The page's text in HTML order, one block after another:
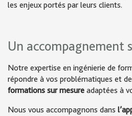
les enjeux portés par leurs clients.
Un accompagnement
Notre expertise en ingénierie de
répondre à vos problématiques et
formations sur mesure adaptées à
Nous vous accompagnons dans